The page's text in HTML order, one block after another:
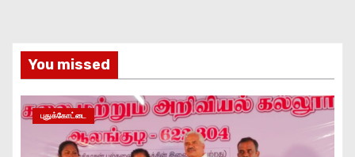
You missed
புதுக்கோட்டை